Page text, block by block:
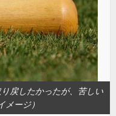
戻したかったが、苦しい
ージ）